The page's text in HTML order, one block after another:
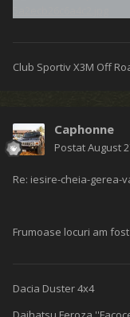
Club Sportiv X3M Off
Caphonne
PostatAugust
Re: iesire-cheia-gerea-
Frumoase locuri am
Dacia Duster 4x4